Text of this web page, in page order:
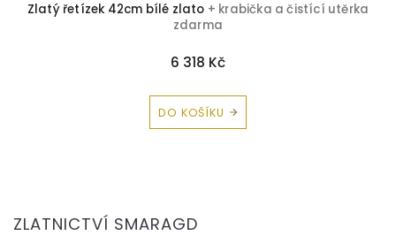
Zlatý řetízek 42cm bílé zlato + krabička a čistící utěrka
zdarma
6 318 Kč
DO KOŠÍKU
ZLATNICTVÍ SMARAGD